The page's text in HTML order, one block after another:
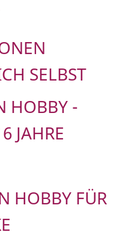
SELBST
HOBBY -
JAHRE
HOBBY FÜR